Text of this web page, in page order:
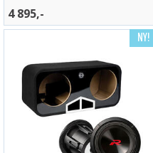
4 895,-